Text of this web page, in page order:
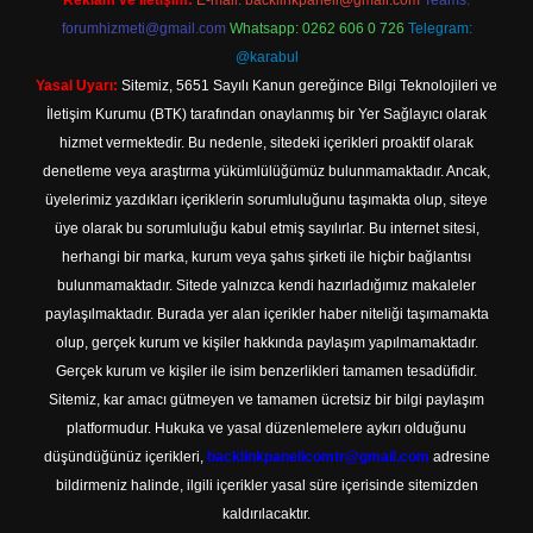
forumhizmeti@gmail.com Whatsapp: 0262 606 0 726 Telegram:
@karabul
Yasal Uyarı: Sitemiz, 5651 Sayılı Kanun gereğince Bilgi Teknolojileri ve
İletişim Kurumu (BTK) tarafından onaylanmış bir Yer Sağlayıcı olarak
hizmet vermektedir. Bu nedenle, sitedeki içerikleri proaktif olarak
denetleme veya araştırma yükümlülüğümüz bulunmamaktadır. Ancak,
üyelerimiz yazdıkları içeriklerin sorumluluğunu taşımakta olup, siteye
üye olarak bu sorumluluğu kabul etmiş sayılırlar. Bu internet sitesi,
herhangi bir marka, kurum veya şahıs şirketi ile hiçbir bağlantısı
bulunmamaktadır. Sitede yalnızca kendi hazırladığımız makaleler
paylaşılmaktadır. Burada yer alan içerikler haber niteliği taşımamakta
olup, gerçek kurum ve kişiler hakkında paylaşım yapılmamaktadır.
Gerçek kurum ve kişiler ile isim benzerlikleri tamamen tesadüfidir.
Sitemiz, kar amacı gütmeyen ve tamamen ücretsiz bir bilgi paylaşım
platformudur. Hukuka ve yasal düzenlemelere aykırı olduğunu
düşündüğünüz içerikleri, backlinkpanelicomtr@gmail.com adresine
bildirmeniz halinde, ilgili içerikler yasal süre içerisinde sitemizden
kaldırılacaktır.